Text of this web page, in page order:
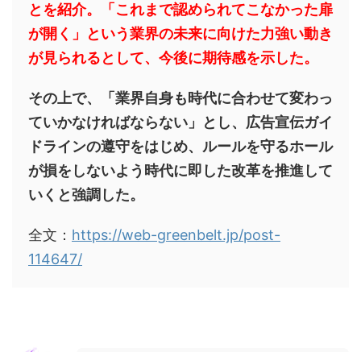
とを紹介。「これまで認められてこなかった扉
が開く」という業界の未来に向けた力強い動き
が見られるとして、今後に期待感を示した。
その上で、「業界自身も時代に合わせて変わっ
ていかなければならない」とし、広告宣伝ガイ
ドラインの遵守をはじめ、ルールを守るホール
が損をしないよう時代に即した改革を推進して
いくと強調した。
全文： https://web-greenbelt.jp/post-
114647/